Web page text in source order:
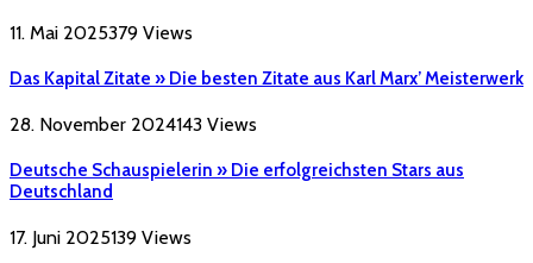
11. Mai 2025379 Views
Das Kapital Zitate » Die besten Zitate aus Karl Marx’ Meisterwerk
28. November 2024143 Views
Deutsche Schauspielerin » Die erfolgreichsten Stars aus
Deutschland
17. Juni 2025139 Views